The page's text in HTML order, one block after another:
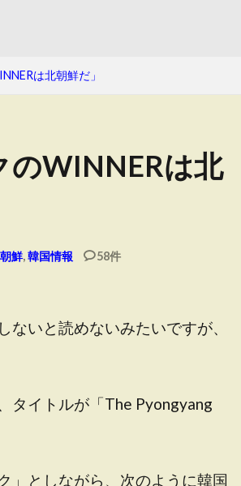
は北朝鮮だ」
のWINNERは北
鮮,韓国情報 58件
いと読めないみたいですが、
タイトルが「The Pyongyang
」としながら、次のように韓国